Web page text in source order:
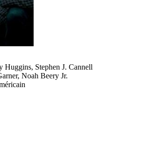
Huggins, Stephen J. Cannell
, Noah Beery Jr.